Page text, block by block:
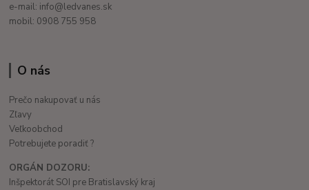
e-mail: info@ledvanes.sk
mobil: 0908 755 958
O nás
Prečo nakupovať u nás
Zľavy
Veľkoobchod
Potrebujete poradiť ?
ORGÁN DOZORU:
Inšpektorát SOI pre Bratislavský kraj